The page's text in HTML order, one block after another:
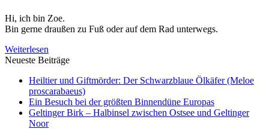
Hi, ich bin Zoe.
Bin gerne draußen zu Fuß oder auf dem Rad unterwegs.
Weiterlesen
Neueste Beiträge
Heiltier und Giftmörder: Der Schwarzblaue Ölkäfer (Meloe
proscarabaeus)
Ein Besuch bei der größten Binnendüne Europas
Geltinger Birk – Halbinsel zwischen Ostsee und Geltinger
Noor